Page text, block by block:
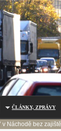
ČLÁNKY, ZPRÁVY
D11 před